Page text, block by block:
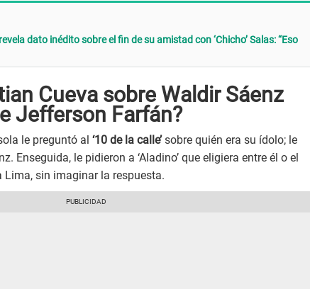
dato inédito sobre el fin de su amistad con ‘Chicho’ Salas: “Eso
Cueva sobre Waldir Sáenz
Jefferson Farfán?
le preguntó al ‘10 de la calle’sobre quién era su ídolo; le
Enseguida, le pidieron a ‘Aladino’ que eligiera entre él o el
sin imaginar la respuesta.